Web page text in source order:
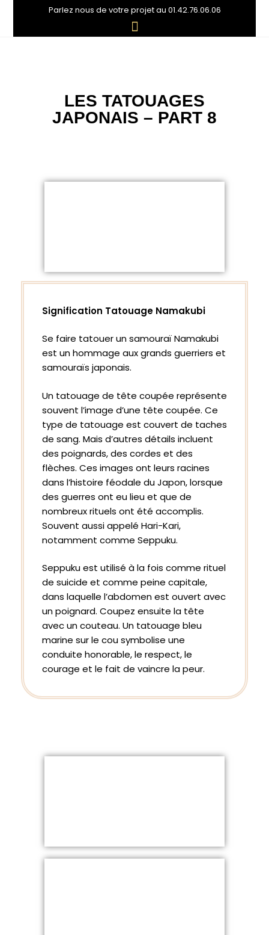
Parlez nous de votre projet au 01.42.76.06.06
LES TATOUAGES
JAPONAIS – PART 8
Signification Tatouage Namakubi
Se faire tatouer un samouraï Namakubi
est un hommage aux grands guerriers et
samouraïs japonais.
Un tatouage de tête coupée représente
souvent l’image d’une tête coupée. Ce
type de tatouage est couvert de taches
de sang. Mais d’autres détails incluent
des poignards, des cordes et des
flèches. Ces images ont leurs racines
dans l’histoire féodale du Japon, lorsque
des guerres ont eu lieu et que de
nombreux rituels ont été accomplis.
Souvent aussi appelé Hari-Kari,
notamment comme Seppuku.
Seppuku est utilisé à la fois comme rituel
de suicide et comme peine capitale,
dans laquelle l’abdomen est ouvert avec
un poignard. Coupez ensuite la tête
avec un couteau. Un tatouage bleu
marine sur le cou symbolise une
conduite honorable, le respect, le
courage et le fait de vaincre la peur.